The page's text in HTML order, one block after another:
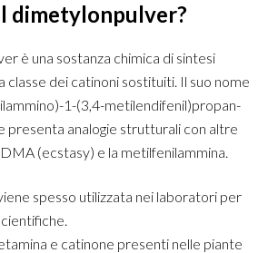
dimetylonpulver?
è una sostanza chimica di sintesi
classe dei catinoni sostituiti. Il suo nome
1-(3,4-metilendifenil)propan-
presenta analogie strutturali con altre
(ecstasy) e la metilfenilammina.
spesso utilizzata nei laboratori per
e catinone presenti nelle piante